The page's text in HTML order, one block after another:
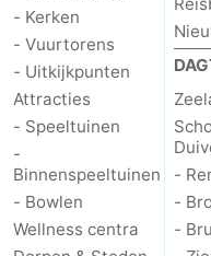
- Kerken
- Vuurtorens
- Uitkijkpunten
Attracties
- Speeltuinen
-
Binnenspeeltuinen
- Bowlen
Wellness centra
-
-
-